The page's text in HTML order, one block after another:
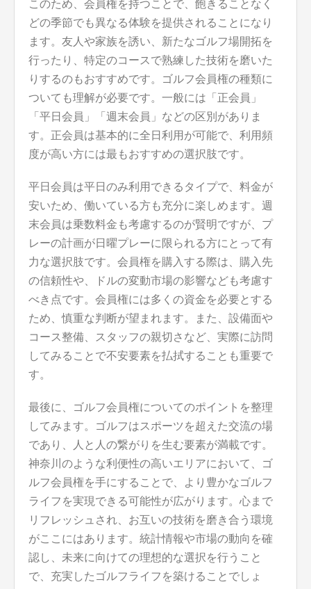
このため、会員権を持つことで、飽きることなく
どの季節でも異なる体験を提供されることになり
ます。友人や家族を誘い、新たなゴルフ場開拓を
行ったり、特定のコースで熟練した技術を磨いた
りするのもおすすめです。ゴルフ会員権の種類に
ついても理解が必要です。一般には「正会員」
「平日会員」「週末会員」などの区別がありま
す。正会員は基本的に全日利用が可能で、利用頻
度が高い方には最もおすすめの選択肢です。
平日会員は平日のみ利用できるタイプで、料金が
安いため、働いている方も充分に楽しめます。週
末会員は乗数料金も考慮するのが賢明ですが、プ
レーの計画が日曜プレーに限られる方にとって有
力な選択肢です。会員権を購入する際は、購入先
の信頼性や、ドルの変動市場の影響なども考慮す
べき点です。会員権には多くの資金を必要とする
ため、慎重な判断が望まれます。また、設備面や
コース整備、スタッフの親切さなど、実際に訪問
してみることで不安要素を払拭することも重要で
す。
最後に、ゴルフ会員権についてのポイントを整理
してみます。ゴルフはスポーツを超えた交流の場
であり、人と人の繋がりを生む要素が満載です。
神奈川のような利便性の高いエリアにおいて、ゴ
ルフ会員権を手にすることで、より豊かなゴルフ
ライフを実現できる可能性が広がります。心まで
リフレッシュされ、お互いの技術を磨き合う環境
がここにはあります。統計情報や市場の動向を確
認し、未来に向けての理想的な選択を行うこと
で、充実したゴルフライフを築けることでしょ